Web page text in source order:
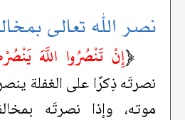
نصر الله تعالى
﴿إِنْ تَنْصُرُوا اللَّهَ
نصرتَه ذِكرًا على الغفلة
موته، وإذا نصرتَه